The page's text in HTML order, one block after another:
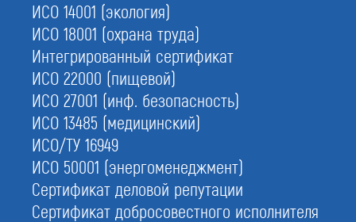
ИСО 14001 (экология)
ИСО 18001 (охрана труда)
Интегрированный сертификат
ИСО 22000 (пищевой)
ИСО 27001 (инф. безопасность)
ИСО 13485 (медицинский)
ИСО/ТУ 16949
ИСО 50001 (энергоменеджмент)
Сертификат деловой репутации
Сертификат добросовестного исполнителя
4.Сэкономим
на госпошлине
С этой услугой часто заказывают:
Регистрация ООО
Внесение изменений
Юридические адреса
Открытие расчетного счета